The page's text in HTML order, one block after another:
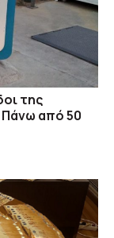
της
Πάνω από 50